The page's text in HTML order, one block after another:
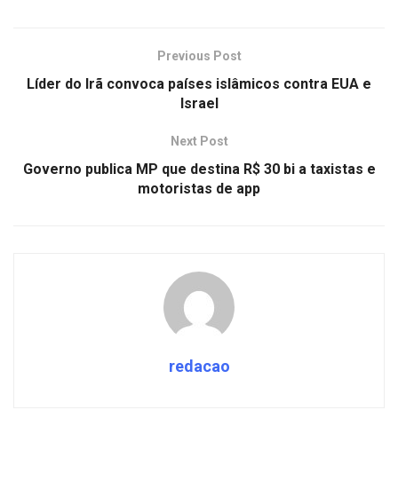
Previous Post
Líder do Irã convoca países islâmicos contra EUA e
Israel
Next Post
Governo publica MP que destina R$ 30 bi a taxistas e
motoristas de app
redacao